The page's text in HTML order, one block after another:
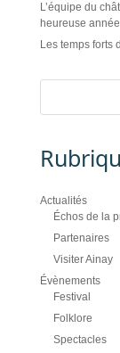
L’équipe du
heureuse
Les temps forts
Actualités
Échos de la
Partenaires
Visiter Ainay
Évènements
Festival
Folklore
Spectacles